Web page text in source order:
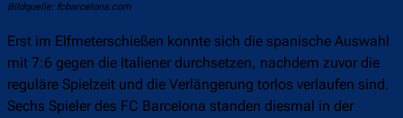
Bildquelle: fcbarcelona.com
Erst im Elfmeterschießen konnte sich die spanische Auswahl
mit 7:6 gegen die Italiener durchsetzen, nachdem zuvor die
reguläre Spielzeit und die Verlängerung torlos verlaufen sind.
Sechs Spieler des FC Barcelona standen diesmal in der